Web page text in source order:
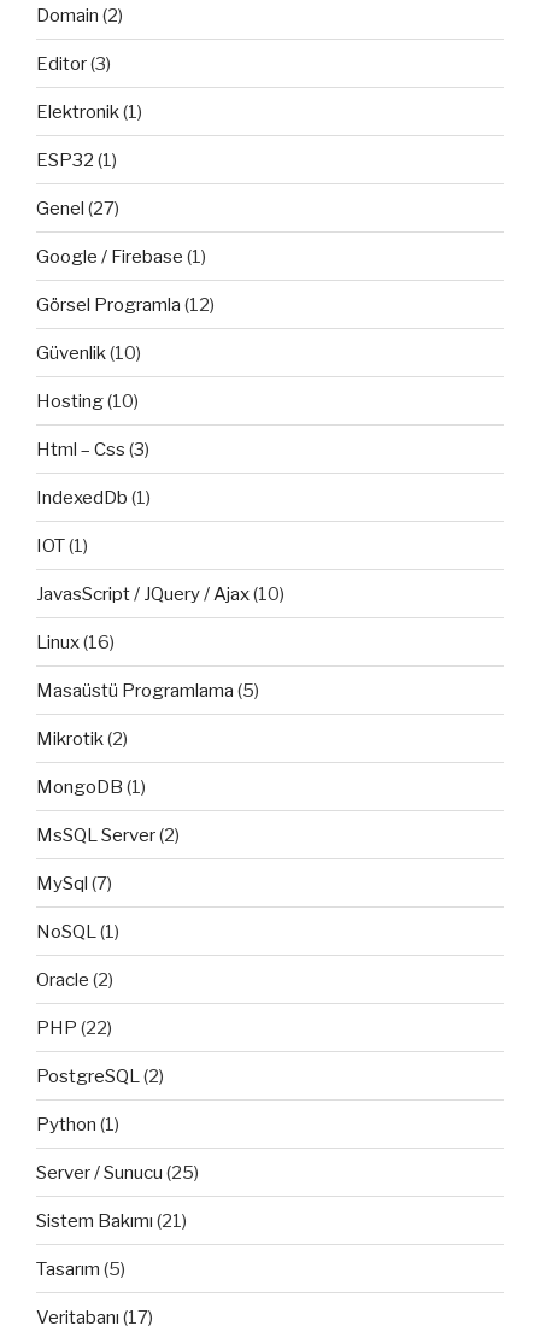
Domain (2)
Editor(3)
Elektronik(1)
ESP32 (1)
Genel (27)
Google / Firebase (1)
Görsel Programla (12)
Güvenlik(10)
Hosting(10)
Html – Css (3)
IndexedDb (1)
IOT(1)
JavasScript / JQuery / Ajax(10)
Linux(16)
Masaüstü Programlama (5)
Mikrotik(2)
MongoDB (1)
MsSQL Server(2)
MySql (7)
NoSQL(1)
Oracle (2)
PHP (22)
PostgreSQL(2)
Python (1)
Server / Sunucu (25)
Sistem Bakımı (21)
Tasarım (5)
Veritabanı (17)